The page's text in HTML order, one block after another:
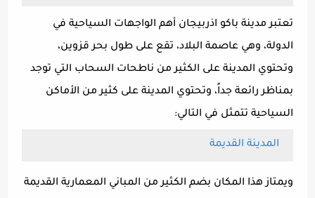
تعتبر مدينة باكو اذربيجان أهم الواجهات السياحية في
الدولة، وهي عاصمة البلاد، تقع على طول بحر قزوين،
وتحتوي المدينة على الكثير من ناطحات السحاب التي توجد
بمناظر رائعة جداً، وتحتوي المدينة على كثير من الأماكن
السياحية تتمثل في التالي:
المدينة القديمة
ويمتاز هذا المكان بضم الكثير من المباني المعمارية القديمة